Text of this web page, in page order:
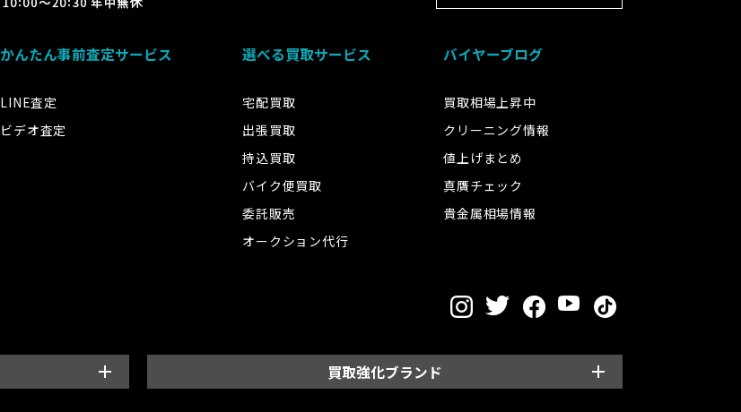
かんたん事前査定サービス
LINE査定
ビデオ査定
選べる買取サービス
宅配買取
出張買取
持込買取
バイク便買取
委託販売
オークション代行
バイヤーブログ
買取相場上昇中
クリーニング情報
値上げまとめ
真贋チェック
貴金属相場情報
買取強化ブランド